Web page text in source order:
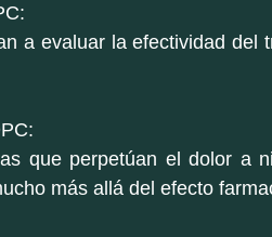
a evaluar la efectividad del
que perpetúan el dolor a
más allá del efecto